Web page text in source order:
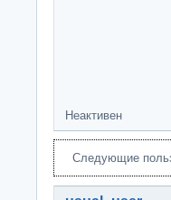
Неактивен
Следующие